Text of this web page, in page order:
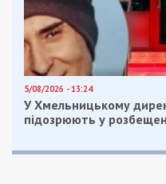
5/08/2026 - 13:24
У Хмельницькому
підозрюють у